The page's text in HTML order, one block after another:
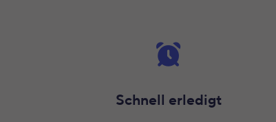
Schnell erledigt